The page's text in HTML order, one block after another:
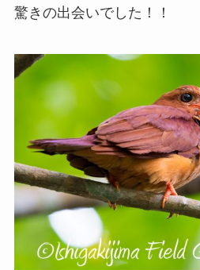
驚きの出会いでした！！